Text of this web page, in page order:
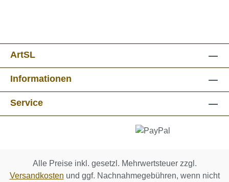
ArtSL
Informationen
Service
Alle Preise inkl. gesetzl. Mehrwertsteuer zzgl.
Versandkosten und ggf. Nachnahmegebühren, wenn nicht